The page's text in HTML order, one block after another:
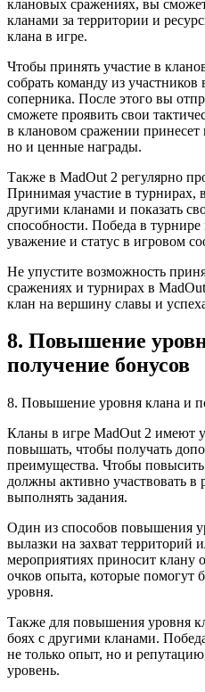
клановых сражениях, вы
кланами за территории и
клана в игре.
Чтобы принять участие в
собрать команду из
соперника. После этого вы
сможете проявить свои
в клановом сражении принесет
но и ценные награды.
Также в MadOut 2 регулярно
Принимая участие в турнирах,
другими кланами и показать
способности. Победа в
уважение и статус в игровом
Не упустите возможность
сражениях и турнирах в
клан на вершину славы и
8. Повышение
получение бонусов
8. Повышение уровня клана и
Кланы в игре MadOut 2 имеют
повышать, чтобы получать
преимущества. Чтобы
должны активно участвовать в
выполнять задания.
Один из способов повышения
вылазки на захват территорий
мероприятиях приносит клану
очков опыта, которые помогут
уровня.
Также для повышения уровня
боях с другими кланами.
не только опыт, но и
уровень.